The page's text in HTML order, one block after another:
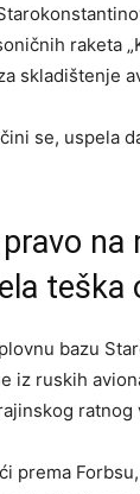
raketa
skladištenje
se, uspela
na
teška
bazu
iz ruskih
ratnog
prema